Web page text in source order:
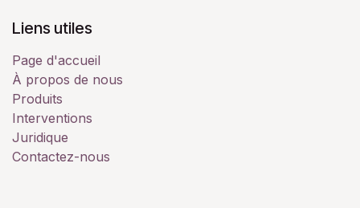
Liens utiles
Page d'accueil
À propos de nous
Produits
Interventions
Juridique
Contactez-nous